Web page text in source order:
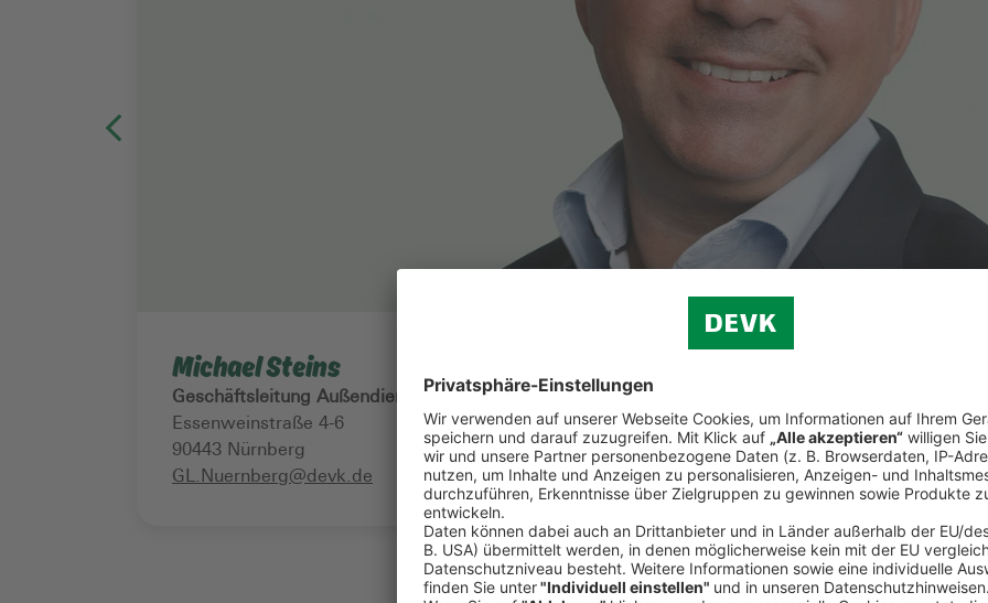
Michael Steins
Geschäftsleitung Außendienst
Essenweinstraße 4-6
90443 Nürnberg
GL.Nuernberg@devk.de